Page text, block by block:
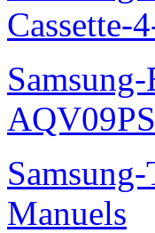
Manuels